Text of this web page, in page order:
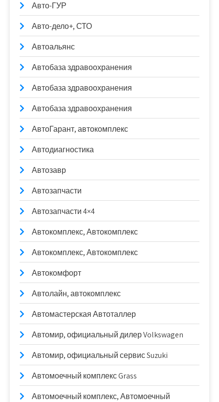
Авто-ГУР
Авто-дело+, СТО
Автоальянс
Автобаза здравоохранения
Автобаза здравоохранения
Автобаза здравоохранения
АвтоГарант, автокомплекс
Автодиагностика
Автозавр
Автозапчасти
Автозапчасти 4×4
Автокомплекс, Автокомплекс
Автокомплекс, Автокомплекс
Автокомфорт
Автолайн, автокомплекс
Автомастерская Автоталлер
Автомир, официальный дилер Volkswagen
Автомир, официальный сервис Suzuki
Автомоечный комплекс Grass
Автомоечный комплекс, Автомоечный